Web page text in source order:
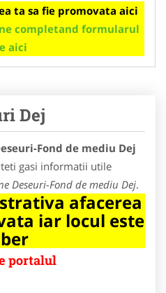
ta sa fie promovata aici
completand formularul
aici
Dej
Fond de mediu Dej
gasi informatii utile
Deseuri-Fond de mediu Dej.
afacerea
iar locul este
portalul